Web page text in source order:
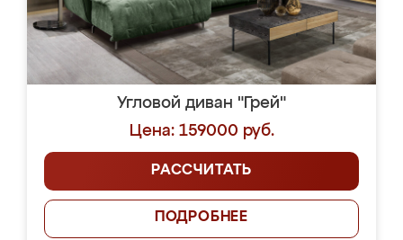
Угловой диван "Грей"
Цена: 159000 руб.
РАССЧИТАТЬ
ПОДРОБНЕЕ